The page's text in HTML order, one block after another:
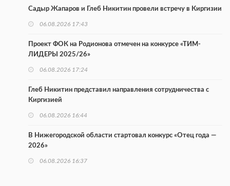
Садыр Жапаров и Глеб Никитин провели встречу в Киргизии
06.08.2026 17:43
Проект ФОК на Родионова отмечен на конкурсе «ТИМ-
ЛИДЕРЫ 2025/26»
06.08.2026 17:24
Глеб Никитин представил направления сотрудничества с
Киргизией
06.08.2026 16:44
В Нижегородской области стартовал конкурс «Отец года —
2026»
06.08.2026 16:37